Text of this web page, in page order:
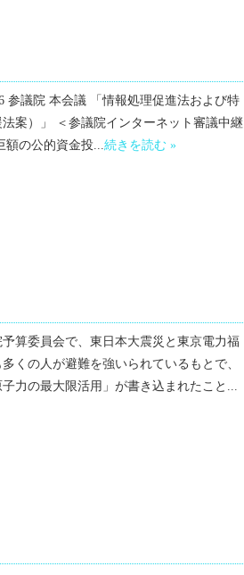
参議院 本会議 「情報処理促進法および特
案）」 ＜参議院インターネット審議中継
の公的資金投... 続きを読む »
算委員会で、東日本大震災と東京電力福
くの人が避難を強いられているもとで、
力の最大限活用」が書き込まれたこと...